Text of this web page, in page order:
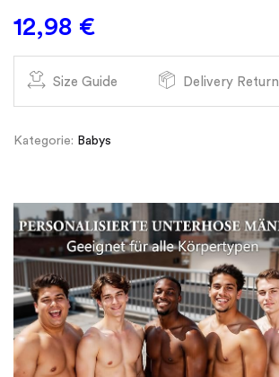
12,98 €
Size Guide Delivery Return
Kategorie: Babys